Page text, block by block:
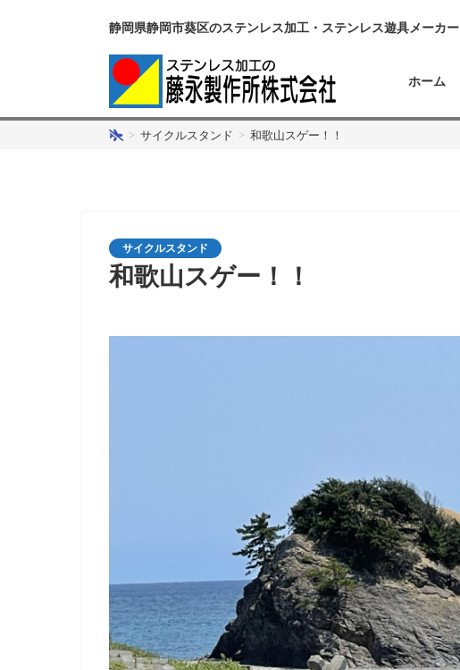
静岡県静岡市葵区のステンレス加工・ステンレス遊具メーカー
ホーム
> サイクルスタンド > 和歌山スゲー！！
サイクルスタンド
和歌山スゲー！！